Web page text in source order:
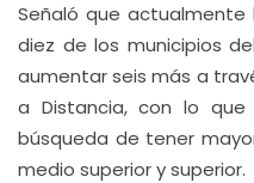
Señaló que actualmente
diez de los municipios
aumentar seis más a
a Distancia, con lo
búsqueda de tener
medio superior y superior.